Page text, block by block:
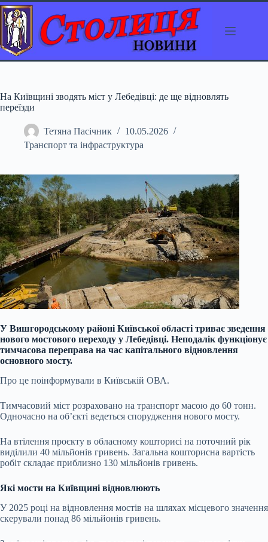
Перейти
до
вмісту
На Київщині зводять міст у Лебедівці: де ще відновлять
переїзди
Тетяна Пасічник
10.05.2026
Транспорт та інфраструктура
У Вишгородському районі Київської області триває зведення
нового мостового переходу у Лебедівці. Неподалік функціонує
тимчасова переправа на час капітального відновлення
основного мосту.
Про це поінформували в Київській ОВА.
Тимчасовий міст розраховано на транспорт масою до 60 тонн.
Одночасно на об’єкті ведеться спорудження нового мосту.
На втілення проєкту в обласному кошторисі на поточний рік
виділили 40 мільйонів гривень. Загальна кошторисна вартість
робіт складає приблизно 130 мільйонів гривень.
Які мости на Київщині відновлюють
У 2025 році на відновлення мостів на шляхах місцевого значення
скерували понад 86 мільйонів гривень.